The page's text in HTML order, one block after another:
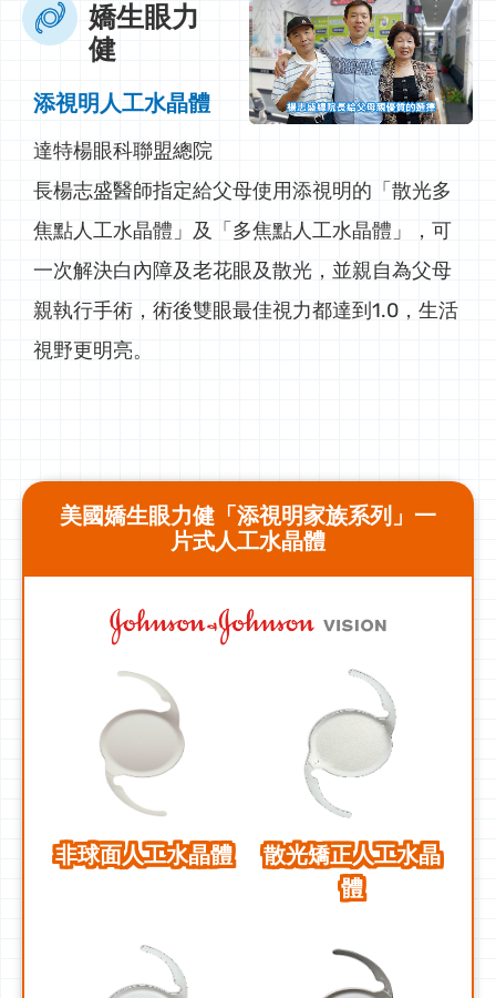
嬌生眼力
健
添視明人工水晶體
達特楊眼科聯盟總院
長楊志盛醫師指定給父母使用添視明的「散光多
焦點人工水晶體」及「多焦點人工水晶體」，可
一次解決白內障及老花眼及散光，並親自為父母
親執行手術，術後雙眼最佳視力都達到1.0，生活
視野更明亮。
美國嬌生眼力健「添視明家族系列」一
片式人工水晶體
非球面人工水晶體
散光矯正人工水晶
體